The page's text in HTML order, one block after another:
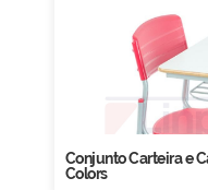
Conjunto Carteira e
Colors